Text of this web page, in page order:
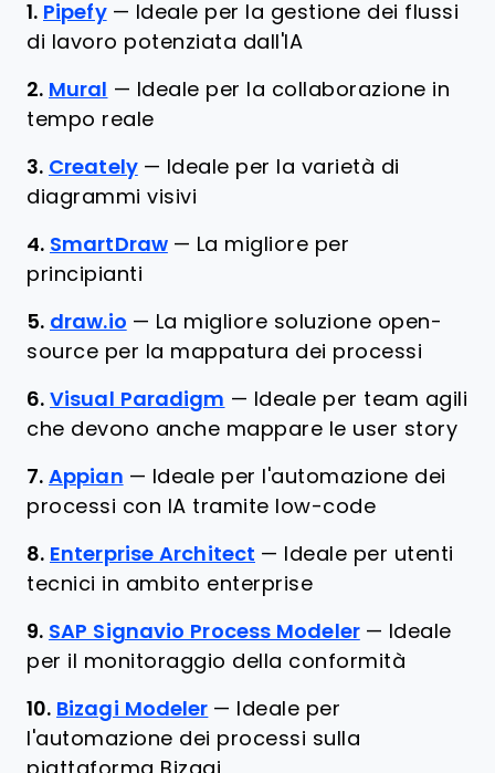
1. Pipefy — Ideale per la gestione dei flussi
di lavoro potenziata dall'IA
2. Mural — Ideale per la collaborazione in
tempo reale
3. Creately — Ideale per la varietà di
diagrammi visivi
4. SmartDraw — La migliore per
principianti
5. draw.io — La migliore soluzione open-
source per la mappatura dei processi
6. Visual Paradigm — Ideale per team agili
che devono anche mappare le user story
7. Appian — Ideale per l'automazione dei
processi con IA tramite low-code
8. Enterprise Architect —
Ideale per utenti
tecnici in ambito enterprise
9. SAP Signavio Process Modeler — Ideale
per il monitoraggio della conformità
10. Bizagi Modeler —
Ideale per
l'automazione dei processi sulla
piattaforma Bizagi